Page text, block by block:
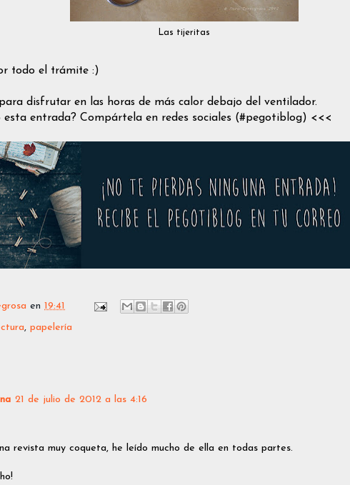
Las tijeritas
todo el trámite :)
disfrutar en las horas de más calor debajo del ventilador.
esta entrada? Compártela en redes sociales (#pegotiblog) <<<
en 19:41
, papelería
21 de julio de 2012 a las 4:16
revista muy coqueta, he leído mucho de ella en todas partes.